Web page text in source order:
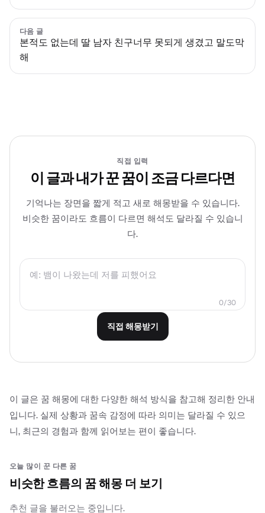
다음 글
본적도 없는데 딸 남자 친구너무 못되게 생겼고 말도막
해
직접 입력
이 글과 내가 꾼 꿈이 조금 다르다면
기억나는 장면을 짧게 적고 새로 해몽받을 수 있습니다.
비슷한 꿈이라도 흐름이 다르면 해석도 달라질 수 있습니
다.
0/30
직접 해몽받기
이 글은 꿈 해몽에 대한 다양한 해석 방식을 참고해 정리한 안내
입니다. 실제 상황과 꿈속 감정에 따라 의미는 달라질 수 있으
니, 최근의 경험과 함께 읽어보는 편이 좋습니다.
오늘 많이 꾼 다른 꿈
비슷한 흐름의 꿈 해몽 더 보기
추천 글을 불러오는 중입니다.